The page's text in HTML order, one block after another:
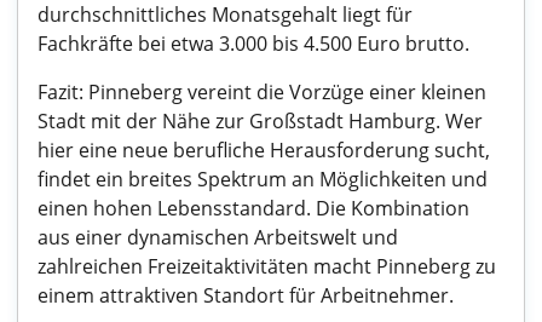
durchschnittliches Monatsgehalt liegt für
Fachkräfte bei etwa 3.000 bis 4.500 Euro brutto.
Fazit: Pinneberg vereint die Vorzüge einer kleinen
Stadt mit der Nähe zur Großstadt Hamburg. Wer
hier eine neue berufliche Herausforderung sucht,
findet ein breites Spektrum an Möglichkeiten und
einen hohen Lebensstandard. Die Kombination
aus einer dynamischen Arbeitswelt und
zahlreichen Freizeitaktivitäten macht Pinneberg zu
einem attraktiven Standort für Arbeitnehmer.